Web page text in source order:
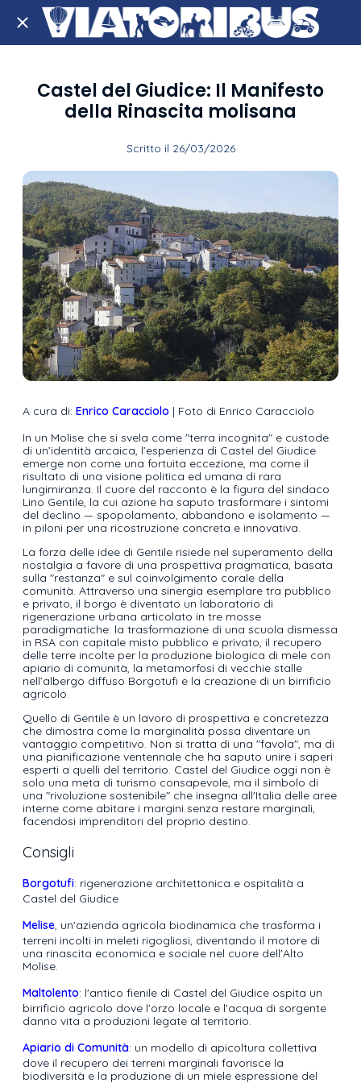
Castel del Giudice: Il Manifesto
della Rinascita molisana
Scritto il 26/03/2026
A cura di: Enrico Caracciolo | Foto di Enrico Caracciolo
In un Molise che si svela come "terra incognita" e custode
di un’identità arcaica, l’esperienza di Castel del Giudice
emerge non come una fortuita eccezione, ma come il
risultato di una visione politica ed umana di rara
lungimiranza. Il cuore del racconto è la figura del sindaco
Lino Gentile, la cui azione ha saputo trasformare i sintomi
del declino — spopolamento, abbandono e isolamento —
in piloni per una ricostruzione concreta e innovativa.
La forza delle idee di Gentile risiede nel superamento della
nostalgia a favore di una prospettiva pragmatica, basata
sulla "restanza" e sul coinvolgimento corale della
comunità. Attraverso una sinergia esemplare tra pubblico
e privato, il borgo è diventato un laboratorio di
rigenerazione urbana articolato in tre mosse
paradigmatiche: la trasformazione di una scuola dismessa
in RSA con capitale misto pubblico e privato, il recupero
delle terre incolte per la produzione biologica di mele con
apiario di comunità, la metamorfosi di vecchie stalle
nell’albergo diffuso Borgotufi e la creazione di un birrificio
agricolo.
Quello di Gentile è un lavoro di prospettiva e concretezza
che dimostra come la marginalità possa diventare un
vantaggio competitivo. Non si tratta di una "favola", ma di
una pianificazione ventennale che ha saputo unire i saperi
esperti a quelli del territorio. Castel del Giudice oggi non è
solo una meta di turismo consapevole, ma il simbolo di
una "rivoluzione sostenibile" che insegna all'Italia delle aree
interne come abitare i margini senza restare marginali,
facendosi imprenditori del proprio destino.
Consigli
Borgotufi: rigenerazione architettonica e ospitalità a
Castel del Giudice
Melise, un'azienda agricola biodinamica che trasforma i
terreni incolti in meleti rigogliosi, diventando il motore di
una rinascita economica e sociale nel cuore dell'Alto
Molise.
Maltolento: l'antico fienile di Castel del Giudice ospita un
birrificio agricolo dove l'orzo locale e l'acqua di sorgente
danno vita a produzioni legate al territorio.
Apiario di Comunità: un modello di apicoltura collettiva
dove il recupero dei terreni marginali favorisce la
biodiversità e la produzione di un miele espressione del